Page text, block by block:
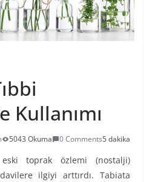
Kullanımı
5043 Okuma 0 Comments5 dakika
eski toprak özlemi (nostalji)
ilgiyi arttırdı. Tabiata